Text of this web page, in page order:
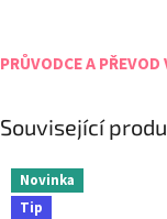
PRŮVODCE A
Související
Novinka
Tip